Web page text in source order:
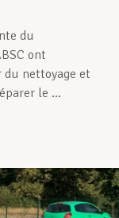
du
ont
du nettoyage et
le ...